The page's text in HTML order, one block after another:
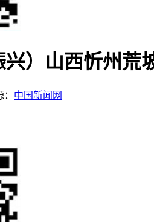
兴）山西忻州荒
中国新闻网